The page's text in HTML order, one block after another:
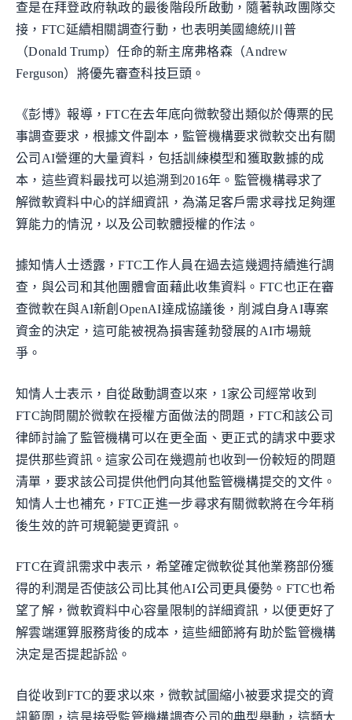
查是在拜登政府執政的最後階段所啟動，隨著執政團隊交
接，FTC延續相關調查行動，也表明美國總統川普
（Donald Trump）任命的新主席弗格森（Andrew
Ferguson）將優先審查科技巨頭。
《彭博》報導，FTC在去年底向微軟發出類似於傳票的民
事調查要求，根據文件副本，監管機構要求微軟交出有關
公司AI營運的大量資料，包括訓練模型和獲取數據的成
本，這些資料最找可以追溯到2016年。監管機構尋求了
解微軟資料中心的詳細資訊，為滿足客戶需求尋找足夠運
算能力的情況，以及公司軟體授權的作法。
據知情人士透露，FTC工作人員在過去這幾週持續進行調
查，與公司和其他團體會面藉此收集資料。FTC也正在審
查微軟在與AI新創OpenAI達成協議後，削減自身AI專案
資金的決定，這可能被視為損害蓬勃發展的AI市場競
爭。
知情人士表示，自從啟動調查以來，1家公司經常收到
FTC詢問關於微軟在授權方面做法的問題，FTC和該公司
律師討論了監管機構可以在更全面、更正式的請求中要求
提供那些資訊。這家公司在幾週前也收到一份較短的問題
清單，要求該公司提供他們向其他監管機構提交的文件。
知情人士也補充，FTC正進一步尋求有關微軟將在今年稍
後生效的許可規範變更資訊。
FTC在資訊需求中表示，希望確定微軟從其他業務部份獲
得的利潤是否使該公司比其他AI公司更具優勢。FTC也希
望了解，微軟資料中心容量限制的詳細資訊，以便更好了
解雲端運算服務背後的成本，這些細節將有助於監管機構
決定是否提起訴訟。
自從收到FTC的要求以來，微軟試圖縮小被要求提交的資